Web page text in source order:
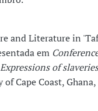
and Literature in
em
of
Cape Coast,